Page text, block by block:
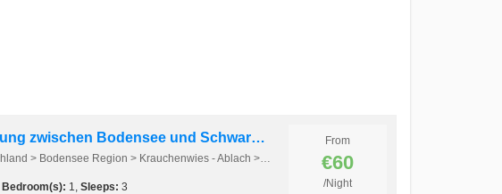
Ferienwohnung zwischen Bodensee und Schwarzwald
Europa > Deutschland > Bodensee Region > Krauchenwies - Ablach > Krauchenwies - Ablach
Bedroom(s): 1, Sleeps: 3
From
€60
/Night